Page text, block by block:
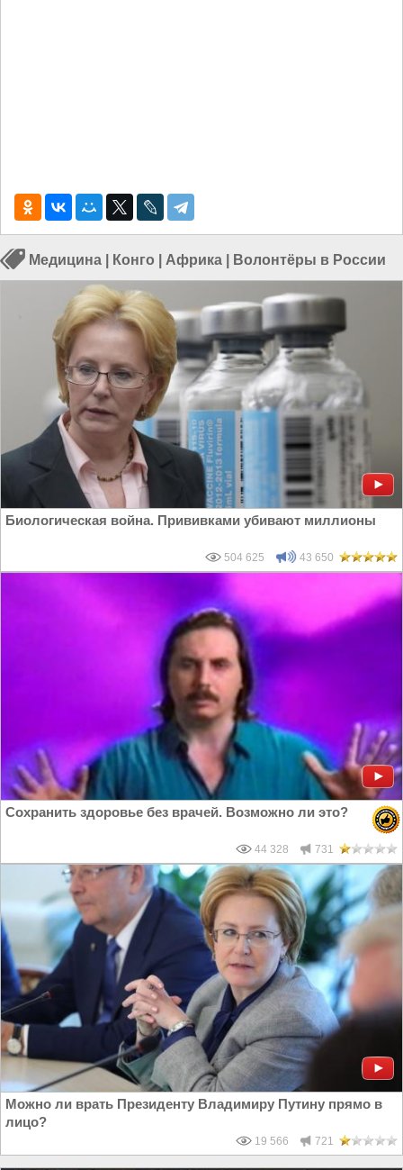
Медицина Конго Африка Волонтёры в России
Биологическая война. Прививками убивают миллионы
504 625 43 650
Сохранить здоровье без врачей. Возможно ли это?
44 328 731
Можно ли врать Президенту Владимиру Путину прямо в
лицо?
19 566 721